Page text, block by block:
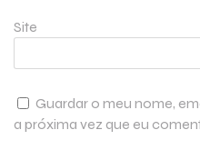
Site
Guardar o meu nome,
a próxima vez que eu